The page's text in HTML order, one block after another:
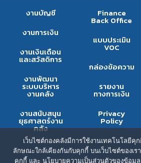
งานบัญชี
งานการเงิน
งานเงินเดือน
และสวัสดิการ
งานพัฒนา
ระบบบริหาร
งานคลัง
งานสนับสนุน
ยุธศาสตร์งาน
คลัง
Finance
Back Office
แบบประเมิน
VOC
กล่องข้อความ
รายงาน
ทางการเงิน
Privacy
Policy
เว็บไซต์กองคลังมีการใช้งานเทคโนโลยี
ลักษณะใกล้เคียงกันกับคุกกี้ บนเว็บไซต์ของเร
คุกกี้ และ นโยบายความเป็นส่วนตัวของข้อมู